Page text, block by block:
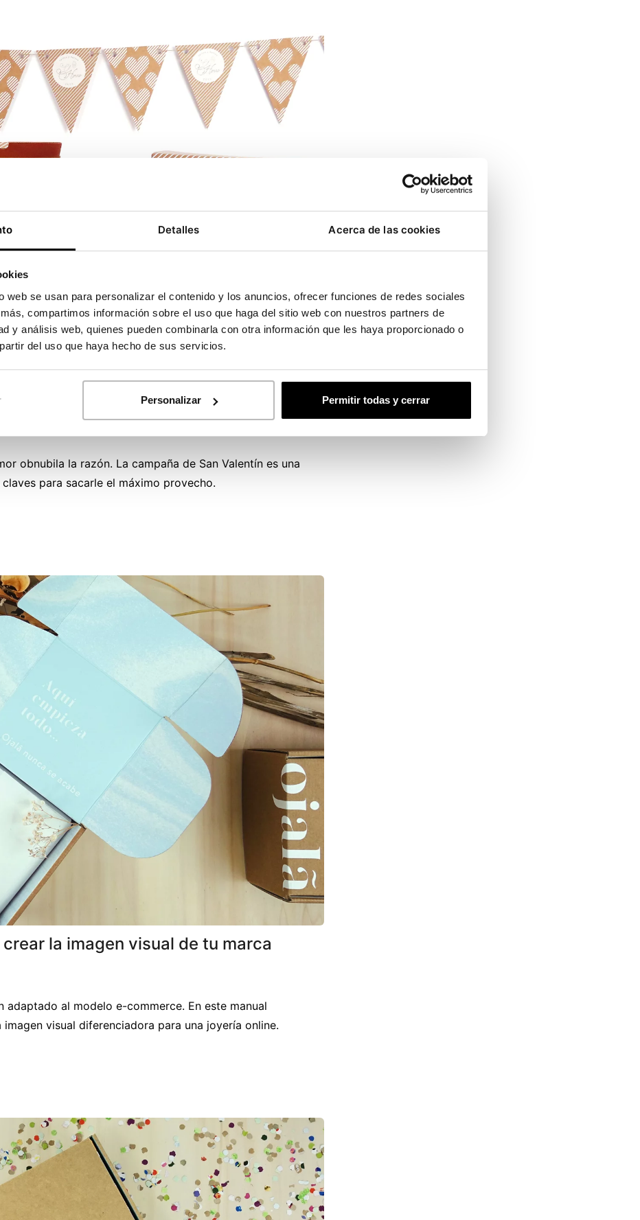
Detalles Acerca de las cookies
web se usan para personalizar el contenido y los anuncios, ofrecer funciones de redes sociales
compartimos información sobre el uso que haga del sitio web con nuestros partners de
y análisis web, quienes pueden combinarla con otra información que les haya proporcionado o
del uso que haya hecho de sus servicios.
Personalizar Permitir todas y cerrar
campaña de San Valentín
obnubila la razón. La campaña de San Valentín es una
para sacarle el máximo provecho.
la imagen visual de tu marca
al modelo e-commerce. En este manual
visual diferenciadora para una joyería online.